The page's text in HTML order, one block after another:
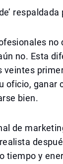
no
no. Esta
veintes
oficio, ganar
bien.
de
tiempo y